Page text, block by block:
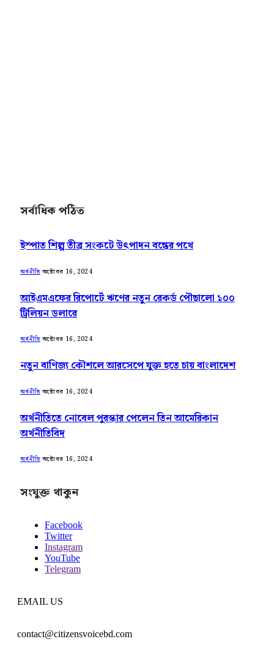
সর্বাধিক পঠিত
ইস্পাত শিল্প তীব্র সংকটে উৎপাদন বন্ধের পথে
অর্থনীতি অক্টোবর 16, 2024
আইএমএফের রিপোর্টে ঋণের নতুন রেকর্ড পৌছালো ১০০
ট্রিলিয়ন ডলারে
অর্থনীতি অক্টোবর 16, 2024
নতুন বাণিজ্য কৌশলে আরসেপে যুক্ত হতে চায় বাংলাদেশ
অর্থনীতি অক্টোবর 16, 2024
অর্থনীতিতে নোবেল পুরস্কার পেলেন তিন আমেরিকান
অর্থনীতিবিদ
অর্থনীতি অক্টোবর 16, 2024
সংযুক্ত থাকুন
Facebook
Twitter
Instagram
YouTube
Telegram
EMAIL US
contact@citizensvoicebd.com